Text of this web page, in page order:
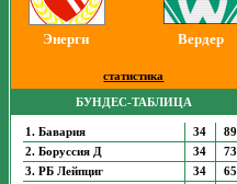
Энерги Вердер
статистика
БУНДЕС-ТАБЛИЦА
1. Бавария 34
89
2. Боруссия Д
34
73
3. РБ Лейпциг
34
65